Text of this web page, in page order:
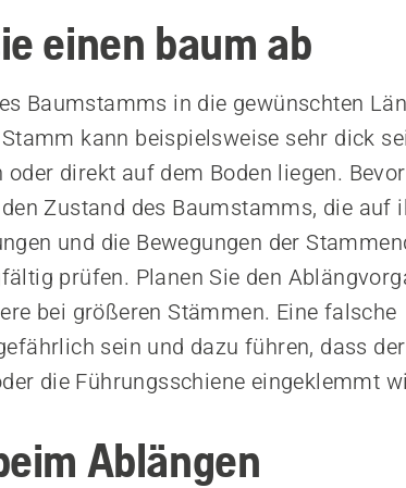
einen baum ab
Baumstamms in die gewünschten
kann beispielsweise sehr dick
direkt auf dem Boden liegen.
Zustand des Baumstamms, die auf
und die Bewegungen der
prüfen. Planen Sie den
bei größeren Stämmen. Eine falsche
sein und dazu führen, dass der
die Führungsschiene eingeklemmt
Ablängen